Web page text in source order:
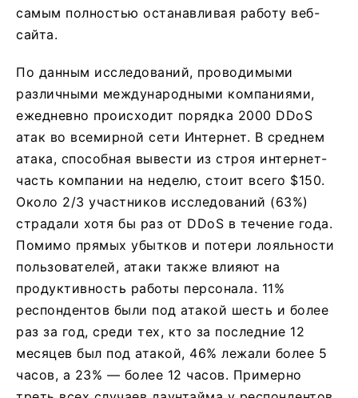
самым полностью останавливая работу веб-
сайта.
По данным исследований, проводимыми
различными международными компаниями,
ежедневно происходит порядка 2000 DDoS
атак во всемирной сети Интернет. В среднем
атака, способная вывести из строя интернет-
часть компании на неделю, стоит всего $150.
Около 2/3 участников исследований (63%)
страдали хотя бы раз от DDoS в течение года.
Помимо прямых убытков и потери лояльности
пользователей, атаки также влияют на
продуктивность работы персонала. 11%
респондентов были под атакой шесть и более
раз за год, среди тех, кто за последние 12
месяцев был под атакой, 46% лежали более 5
часов, а 23% — более 12 часов. Примерно